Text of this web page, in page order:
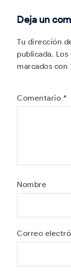
Deja un
Tu dirección
publicada.
marcados con
Comentario *
Nombre
Correo